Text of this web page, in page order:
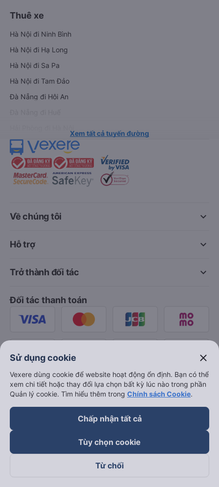
Thuê xe
Hà Nội đi Ninh Bình
Hà Nội đi Hạ Long
Hà Nội đi Sa Pa
Hà Nội đi Tam Đảo
Đà Nẵng đi Hội An
Xem tất cả tuyến đường
keyboard_arrow_down
Về chúng tôi
keyboard_arrow_down
Hỗ trợ
keyboard_arrow_down
Trở thành đối tác
Đối tác thanh toán
Sử dụng cookie close
Vexere dùng cookie để website hoạt động ổn định. Bạn có thể
xem chi tiết hoặc thay đổi lựa chọn bất kỳ lúc nào trong phần
Quản lý cookie. Tìm hiểu thêm trong Chính sách Cookie.
Chấp nhận tất cả
Tùy chọn cookie
Từ chối